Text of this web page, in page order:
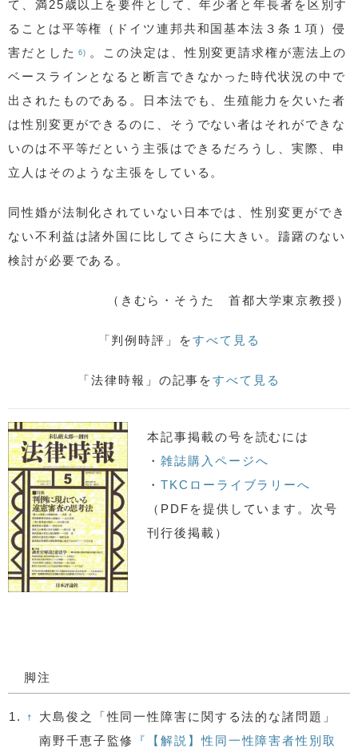
て、満25歳以上を要件として、年少者と年長者を区別す
ることは平等権（ドイツ連邦共和国基本法３条１項）侵
害だとした
6)
。この決定は、性別変更請求権が憲法上の
ベースラインとなると断言できなかった時代状況の中で
出されたものである。日本法でも、生殖能力を欠いた者
は性別変更ができるのに、そうでない者はそれができな
いのは不平等だという主張はできるだろうし、実際、申
立人はそのような主張をしている。
同性婚が法制化されていない日本では、性別変更ができ
ない不利益は諸外国に比してさらに大きい。躊躇のない
検討が必要である。
（きむら・そうた 首都大学東京教授）
「判例時評」をすべて見る
「法律時報」の記事をすべて見る
本記事掲載の号を読むには
・雑誌購入ページへ
・TKCローライブラリーへ
（PDFを提供しています。次号
刊行後掲載）
脚注
1. ↑
大島俊之「性同一性障害に関する法的な諸問題」
南野千恵子監修
『【解説】性同一性障害者性別取